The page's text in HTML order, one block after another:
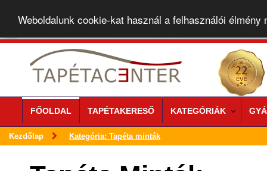
Weboldalunk cookie-kat használ a felhasználói élmény
FŐOLDAL TAPÉTAKERESŐ KATEGÓRIÁK
Kezdőlap Kategória: Tapéta minták